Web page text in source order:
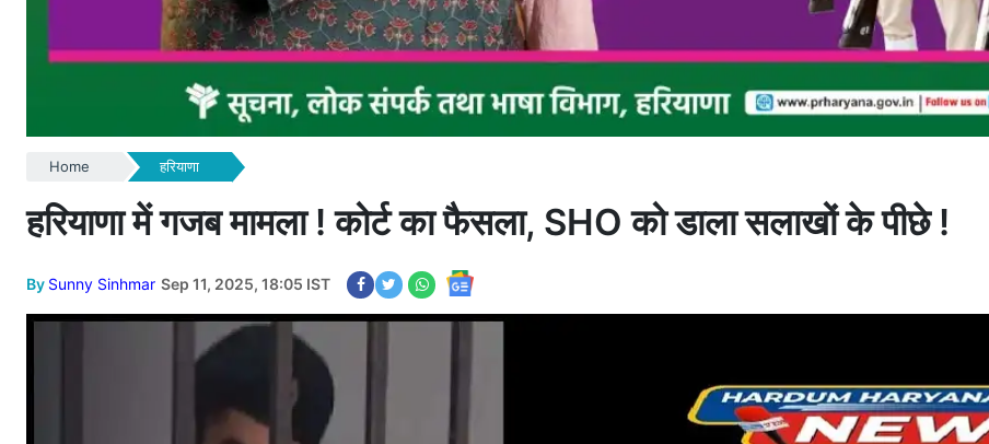
Home हरियाणा
हरियाणा में गजब मामला ! कोर्ट का फैसला, SHO को डाला सलाखों के पीछे !
By Sunny Sinhmar Sep 11, 2025, 18:05 IST